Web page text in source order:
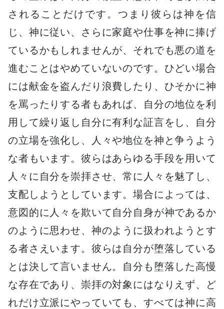
されることだけです。つまり彼らは神を信
じ、神に従い、さらに家庭や仕事を神に捧げ
ているかもしれませんが、それでも悪の道を
進むことはやめていないのです。ひどい場合
には献金を盗んだり浪費したり、ひそかに神
を罵ったりする者もあれば、自分の地位を利
用して繰り返し自分に有利な証言をし、自分
の立場を強化し、人々や地位を神と争うよう
な者もいます。彼らはあらゆる手段を用いて
人々に自分を崇拝させ、常に人々を魅了し、
支配しようとしています。場合によっては、
意図的に人々を欺いて自分自身が神であるか
のように思わせ、神のように扱われようとす
る者さえいます。彼らは自分が堕落している
とは決して言いません。自分も堕落した高慢
な存在であり、崇拝の対象にはなりえず、ど
れだけ立派にやっていても、すべては神に高